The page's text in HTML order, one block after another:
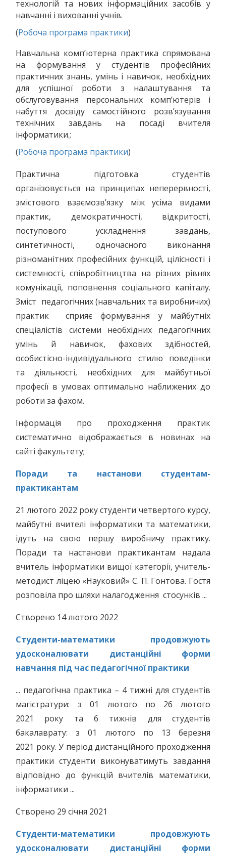
технологій та нових інформаційних засобів у
навчанні і вихованні учнів.
(Робоча програма практики)
Навчальна комп’ютерна практика спрямована
на формування у студентів професійних
практичних знань, умінь і навичок, необхідних
для успішної роботи з налаштування та
обслуговування персональних комп’ютерів і
набуття досвіду самостійного розв’язування
технічних завдань на посаді вчителя
інформатики.;
(Робоча програма практики)
Практична підготовка студентів
організовується на принципах неперервності,
змістового взаємозв’язку між усіма видами
практик, демократичності, відкритості,
поступового ускладнення завдань,
синтетичності, одночасного виконання
різноманітних професійних функцій, цілісності і
системності, співробітництва на різних рівнях
комунікації, поповнення соціального капіталу.
Зміст педагогічних (навчальних та виробничих)
практик сприяє формування у майбутніх
спеціалістів системи необхідних педагогічних
умінь й навичок, фахових здібностей,
особистісно-індивідуального стилю поведінки
та діяльності, необхідних для майбутньої
професії в умовах оптимально наближених до
роботи за фахом.
Інформація про проходження практик
систематично відображається в новинах на
сайті факультету;
Поради та настанови студентам-
практикантам
21 лютого 2022 року студенти четвертого курсу,
майбутні вчителі інформатики та математики,
ідуть на свою першу виробничу практику.
Поради та настанови практикантам надала
вчитель інформатики вищої категорії, учитель-
методист ліцею «Науковий» С. П. Гонтова. Гостя
розповіла про шляхи налагодження стосунків ...
Створено 14 лютого 2022
Студенти-математики продовжують
удосконалювати дистанційні форми
навчання під час педагогічної практики
... педагогічна практика – 4 тижні для студентів
магістратури: з 01 лютого по 26 лютого
2021 року та 6 тижнів для студентів
бакалаврату: з 01 лютого по 13 березня
2021 року. У період дистанційного проходження
практики студенти виконуватимуть завдання
відповідно до функцій вчителів математики,
інформатики ...
Створено 29 січня 2021
Студенти-математики продовжують
удосконалювати дистанційні форми